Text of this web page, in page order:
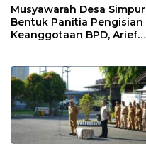
Musyawarah Desa Simpur
Bentuk Panitia Pengisian
Keanggotaan BPD, Arief